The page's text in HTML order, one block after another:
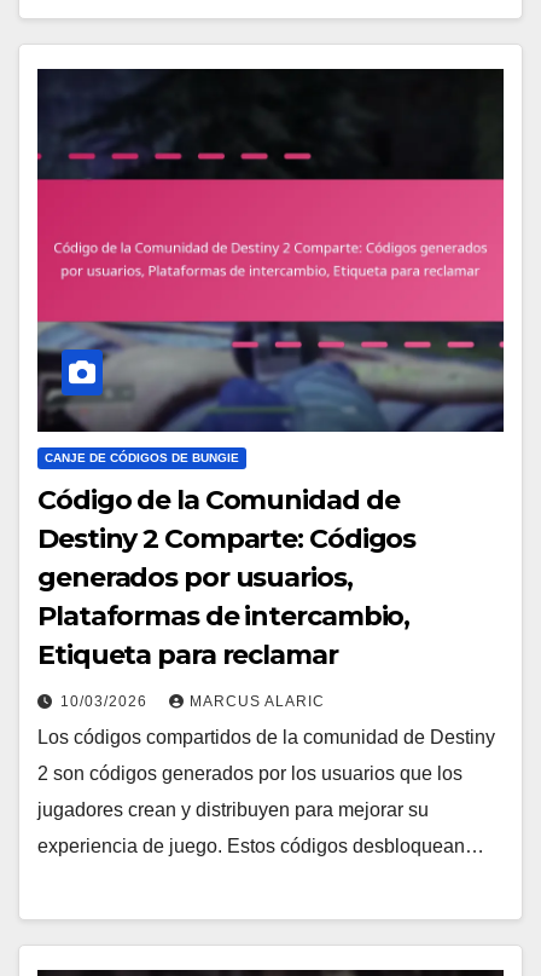
CANJE DE CÓDIGOS DE BUNGIE
Código de la Comunidad de
Destiny 2 Comparte: Códigos
generados por usuarios,
Plataformas de intercambio,
Etiqueta para reclamar
10/03/2026 MARCUS ALARIC
Los códigos compartidos de la comunidad de Destiny
2 son códigos generados por los usuarios que los
jugadores crean y distribuyen para mejorar su
experiencia de juego. Estos códigos desbloquean…